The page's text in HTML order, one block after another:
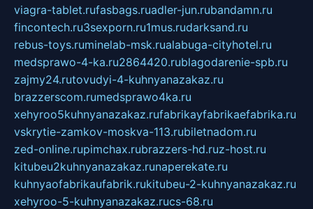
viagra-tablet.rufasbags.ruadler-jun.rubandamn.ru
fincontech.ru3sexporn.ru1mus.rudarksand.ru
rebus-toys.ruminelab-msk.rualabuga-cityhotel.ru
medsprawo-4-ka.ru2864420.rublagodarenie-spb.ru
zajmy24.rutovudyi-4-kuhnyanazakaz.ru
brazzerscom.rumedsprawo4ka.ru
xehyroo5kuhnyanazakaz.rufabrikayfabrikaefabrika.ru
vskrytie-zamkov-moskva-113.rubiletnadom.ru
zed-online.rupimchax.rubrazzers-hd.ruz-host.ru
kitubeu2kuhnyanazakaz.runaperekate.ru
kuhnyaofabrikaufabrik.rukitubeu-2-kuhnyanazakaz.ru
xehyroo-5-kuhnyanazakaz.rucs-68.ru